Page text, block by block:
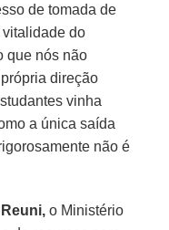
de tomada de
do
que nós não
direção
vinha
a única saída
não é
Reuni, o Ministério